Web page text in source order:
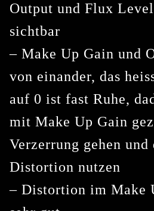
Output und Flux
sichtbar
– Make Up Gain und
von einander, das
auf 0 ist fast Ruhe,
mit Make Up Gain
Verzerrung gehen
Distortion nutzen
– Distortion im Make